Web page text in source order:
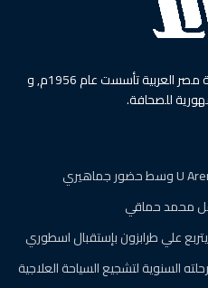
هي أول جريدة مسائية في جمهورية مصر العربية تأسست عام 1956م, و
للصحافة.
محمد حماقي
علي طرابزون بإستقبال اسطوري
السنوية لتشجيع السياحة العلاجية